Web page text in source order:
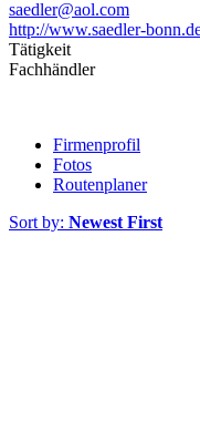
saedler@aol.com
http://www.saedler-
Tätigkeit
Fachhändler
Firmenprofil
Fotos
Routenplaner
Sort by: Newest First